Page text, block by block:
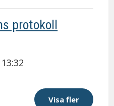
protokoll
Visa fler